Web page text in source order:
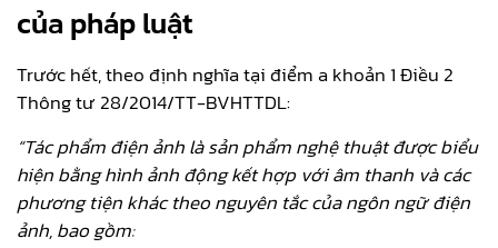
của pháp luật
Trước hết, theo định nghĩa tại điểm a khoản 1 Điều 2
Thông tư 28/2014/TT-BVHTTDL:
“Tác phẩm điện ảnh là sản phẩm nghệ thuật được biểu
hiện bằng hình ảnh động kết hợp với âm thanh và các
phương tiện khác theo nguyên tắc của ngôn ngữ điện
ảnh, bao gồm: